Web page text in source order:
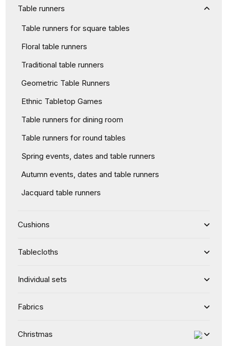
Table runners
Table runners for square tables
Floral table runners
Traditional table runners
Geometric Table Runners
Ethnic Tabletop Games
Table runners for dining room
Table runners for round tables
Spring events, dates and table runners
Autumn events, dates and table runners
Jacquard table runners
Cushions
Tablecloths
Individual sets
Fabrics
Christmas